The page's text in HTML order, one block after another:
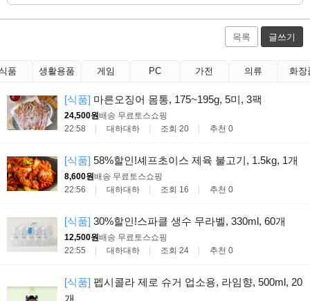
목록 글쓰기
품 생활용품 게임 PC 가전 의류 화장
[식품] 마른오징어 몸통, 175~195g, 5미, 3팩
24,500원배송 무료토스쇼핑
22:58
대하대하 조회 20 추천 0
[식품] 58%할인!셰프초이스 제육 불고기, 1.5kg, 1개
8,600원배송 무료토스쇼핑
22:56
대하대하 조회 16 추천 0
[식품] 30%할인!스파클 생수 무라벨, 330ml, 60개
12,500원배송 무료토스쇼핑
22:55
대하대하 조회 24 추천 0
[식품] 펩시콜라 제로 슈거 업소용, 라임향, 500ml, 20